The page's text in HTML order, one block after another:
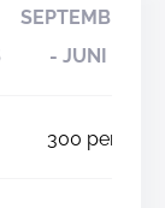
SEPTEMBER
- JUNI
300 pers.